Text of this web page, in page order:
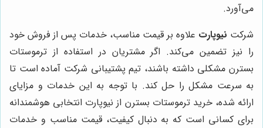
می‌آورد.
شرکت نیوپارت علاوه بر قیمت مناسب، خدمات پس از فروش خود
را نیز تضمین می‌کند. اگر مشتریان در استفاده از ترموستات
بسترن مشکلی داشته باشند، تیم پشتیبانی شرکت آماده است تا
به سرعت مشکل را حل کند. با توجه به این خدمات و مزایای
ارائه شده، خرید ترموستات بسترن از نیوپارت انتخابی هوشمندانه
برای کسانی است که به دنبال کیفیت، قیمت مناسب و خدمات